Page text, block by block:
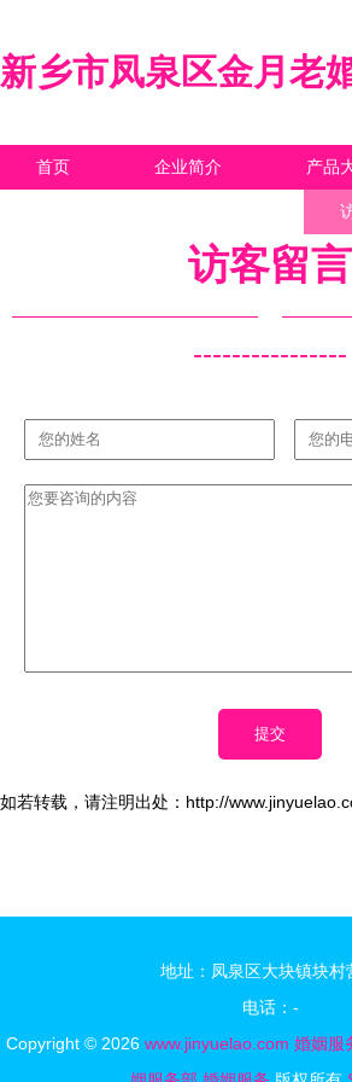
新乡市凤泉区金月老
首页 企业简介 产品
访客留言
----------------
如若转载，请注明出处：http://
地址：凤泉区大块镇块村
电话：-
Copyright © 2026 www.jinyuelao.com 婚姻服